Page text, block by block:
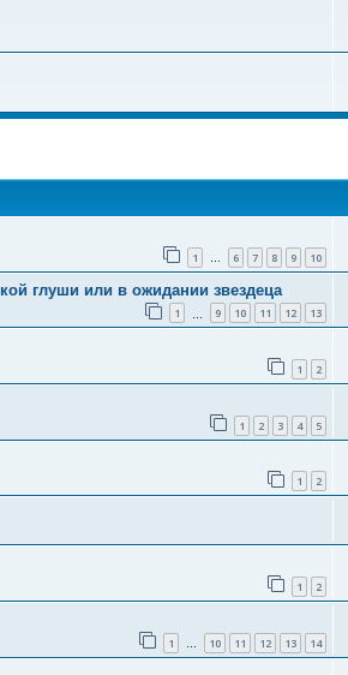
1 … 6 7 8 9 10
глуши или в ожидании звездеца
1 9 10 11 12 13
1 2
1 2 3 4 5
1 2
1 2
1 … 10 11 12 13 14